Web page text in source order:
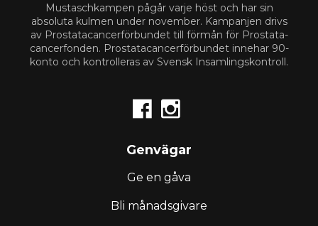
Mustaschkampen pågår varje höst och har sin
absoluta kulmen under november. Kampanjen drivs
av Prostata­cancerförbundet till förmån för Prostata­
cancerfonden. Prostata­cancerförbundet innehar 90-
konto och kontrolleras av Svensk Insamlingskontroll.
 
Genvägar
Ge en gåva
Bli månadsgivare